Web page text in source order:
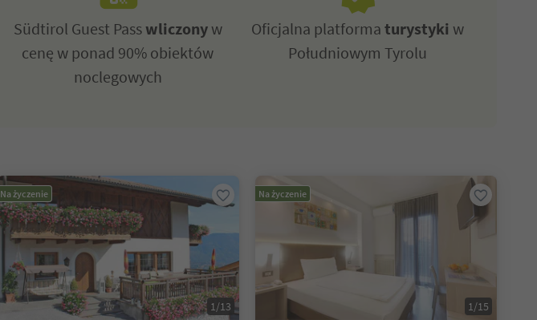
Südtirol Guest Passwliczonyw
cenę w ponad 90% obiektów
noclegowych
Oficjalna platformaturystykiw
Południowym Tyrolu
Na życzenie
1/13
Na życzenie
1/15